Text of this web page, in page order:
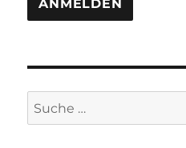
Suche
nach: